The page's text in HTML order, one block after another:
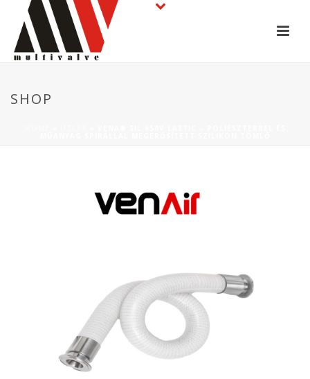
SHOP